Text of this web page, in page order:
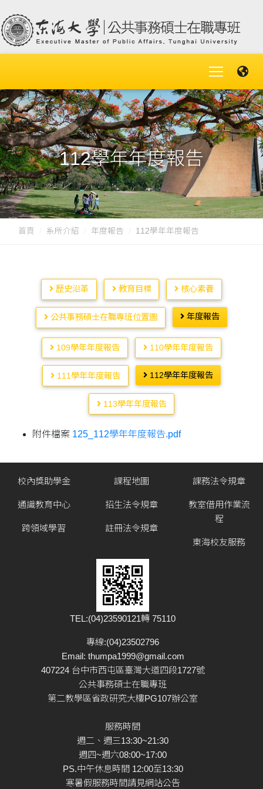
112學年年度報告
首頁 系所介紹 年度報告 112學年年度報告
歷史沿革 教育目標 核心素養
公共事務碩士在職專班位置圖 年度報告
109學年年度報告 110學年年度報告
111學年年度報告 112學年年度報告
113學年年度報告
附件檔案 125_112學年年度報告.pdf
校內獎助學金
通識教育中心
跨領域學習
課程地圖
招生法令規章
註冊法令規章
課務法令規章
教室借用作業流
程
東海校友服務
TEL:(04)23590121轉 75110
專線:(04)23502796
Email: thumpa1999@gmail.com
407224 台中市西屯區臺灣大道四段1727號
公共事務碩士在職專班
第二教學區省政研究大樓PG107辦公室
服務時間
週二、週三13:30~21:30
週四~週六08:00~17:00
PS.中午休息時間 12:00至13:30
寒暑假服務時間請見網站公告